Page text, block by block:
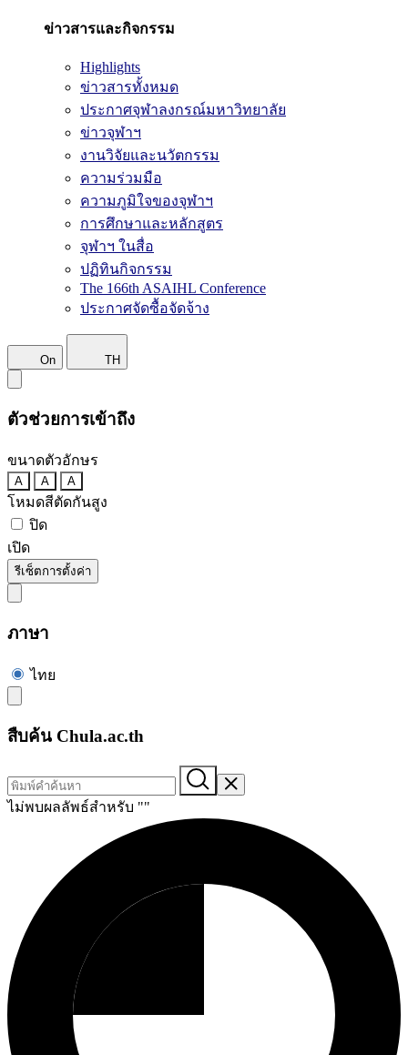
ข่าวสารและกิจกรรม
Highlights
ข่าวสารทั้งหมด
ประกาศจุฬาลงกรณ์มหาวิทยาลัย
ข่าวจุฬาฯ
งานวิจัยและนวัตกรรม
ความร่วมมือ
ความภูมิใจของจุฬาฯ
การศึกษาและหลักสูตร
จุฬาฯ ในสื่อ
ปฏิทินกิจกรรม
The 166th ASAIHL Conference
ประกาศจัดซื้อจัดจ้าง
On TH
ตัวช่วยการเข้าถึง
ขนาดตัวอักษร
A A A
โหมดสีตัดกันสูง
ปิด
เปิด
รีเซ็ตการตั้งค่า
ภาษา
ไทย
สืบค้น Chula.ac.th
ไม่พบผลลัพธ์สำหรับ ""